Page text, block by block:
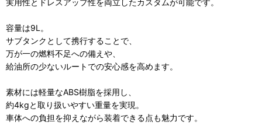
容量は9L。
サブタンクとして携行することで、
万が一の燃料不足への備えや、
給油所の少ないルートでの安心感を高めます。
素材には軽量なABS樹脂を採用し、
約4kgと取り扱いやすい重量を実現。
車体への負担を抑えながら装着できる点も魅力です。